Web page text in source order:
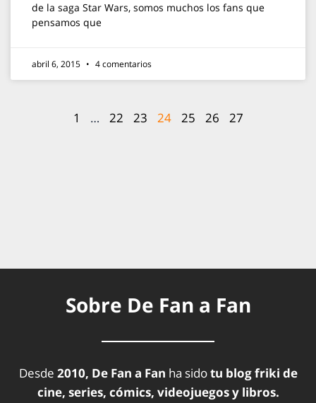
de la saga Star Wars, somos muchos los fans que
pensamos que
abril 6, 2015 4 comentarios
1 … 22 23 24 25 26 27
Sobre De Fan a Fan
Desde 2010, De Fan a Fan ha sidotu blog friki de
cine, series, cómics, videojuegos y libros.